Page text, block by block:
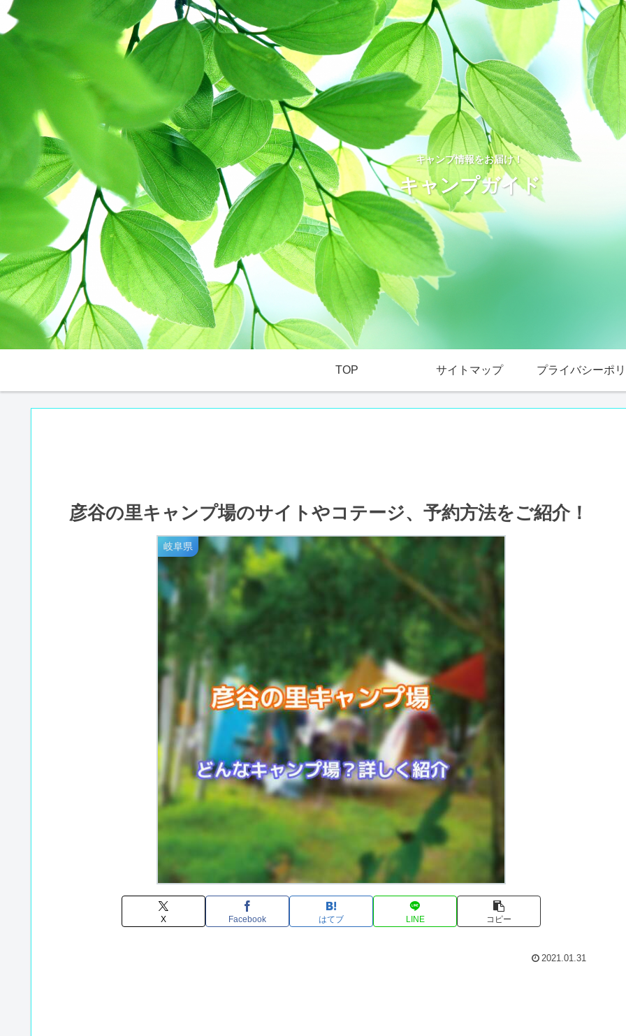
キャンプ情報をお届け！
キャンプガイド
TOP サイトマップ プライバシーポ
彦谷の里キャンプ場のサイトやコテージ、予約方法をご紹介！
岐阜県
X Facebook はてブ LINE コピー
2021.01.31